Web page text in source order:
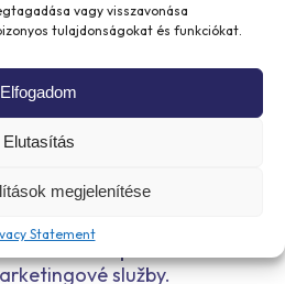
vagy visszavonása
tulajdonságokat és funkciókat.
Elfogadom
Elutasítás
megjelenítése
Statement
údajů
správce)
údajů jsou osoby
realizaci plateb na základě
provozování služby a
souvislosti s provozováním
služby.